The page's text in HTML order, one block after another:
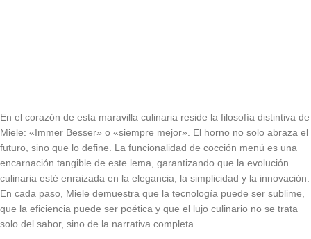
En el corazón de esta maravilla culinaria reside la filosofía distintiva de
Miele: «Immer Besser» o «siempre mejor». El horno no solo abraza el
futuro, sino que lo define. La funcionalidad de cocción menú es una
encarnación tangible de este lema, garantizando que la evolución
culinaria esté enraizada en la elegancia, la simplicidad y la innovación.
En cada paso, Miele demuestra que la tecnología puede ser sublime,
que la eficiencia puede ser poética y que el lujo culinario no se trata
solo del sabor, sino de la narrativa completa.